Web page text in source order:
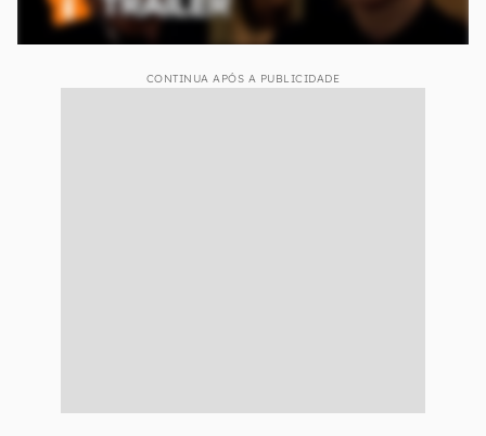
CONTINUA APÓS A PUBLICIDADE